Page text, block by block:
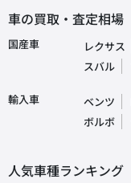
車の買取・査定相場
国産車 レクサス
スバル
輸入車 ベンツ
ボルボ
人気車種ランキング